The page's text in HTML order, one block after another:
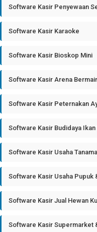
Software Kasir Penyewaan
Software Kasir Karaoke
Software Kasir Bioskop Mini
Software Kasir Arena
Software Kasir Peternakan
Software Kasir Budidaya
Software Kasir Usaha
Software Kasir Usaha Pupuk
Software Kasir Jual Hewan
Software Kasir Supermarket